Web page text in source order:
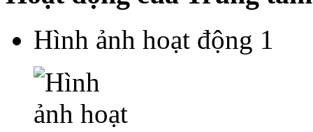
Hình ảnh hoạt động 1